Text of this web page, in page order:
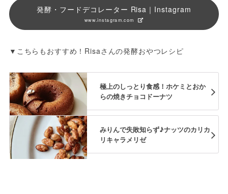
発酵・フードデコレーター Risa｜Instagram
www.instagram.com
▼こちらもおすすめ！Risaさんの発酵おやつレシピ
極上のしっとり食感！ホケミとおか
らの焼きチョコドーナツ
みりんで失敗知らず♪ナッツのカリカ
リキャラメリゼ